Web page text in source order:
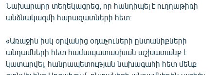
Նախարարը տեղեկացրեց, որ հանդիպել է ուղղաթիռի
անձնակազմի հարազատների հետ։
«Առաջին իսկ օրվանից օդաչուների ընտանիքների
անդամների հետ համապատասխան աշխատանք է
կատարվել, հանրապետության նախագահի հետ մենք